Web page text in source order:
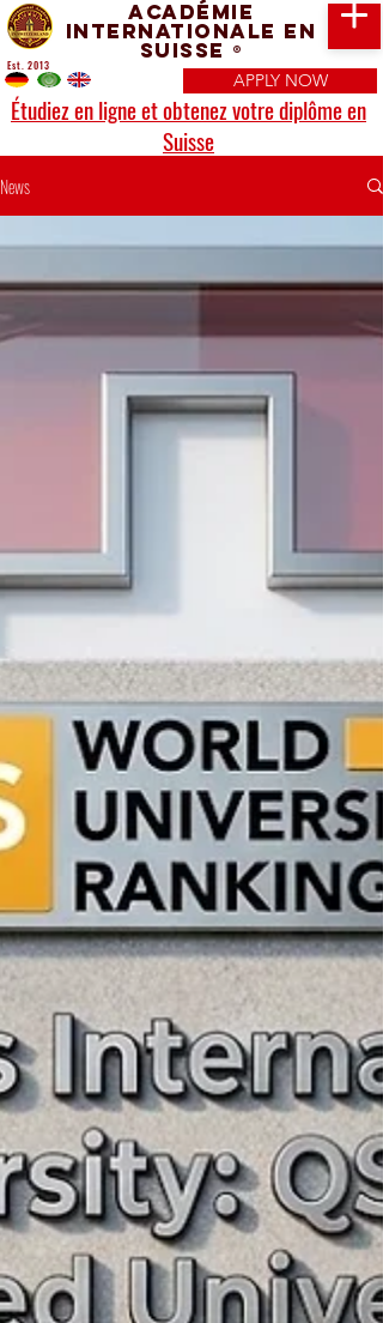
Académie
Internationale en
Suisse ®
APPLY NOW
Étudiez en ligne et obtenez votre diplôme en
Suisse
Est. 2013
News